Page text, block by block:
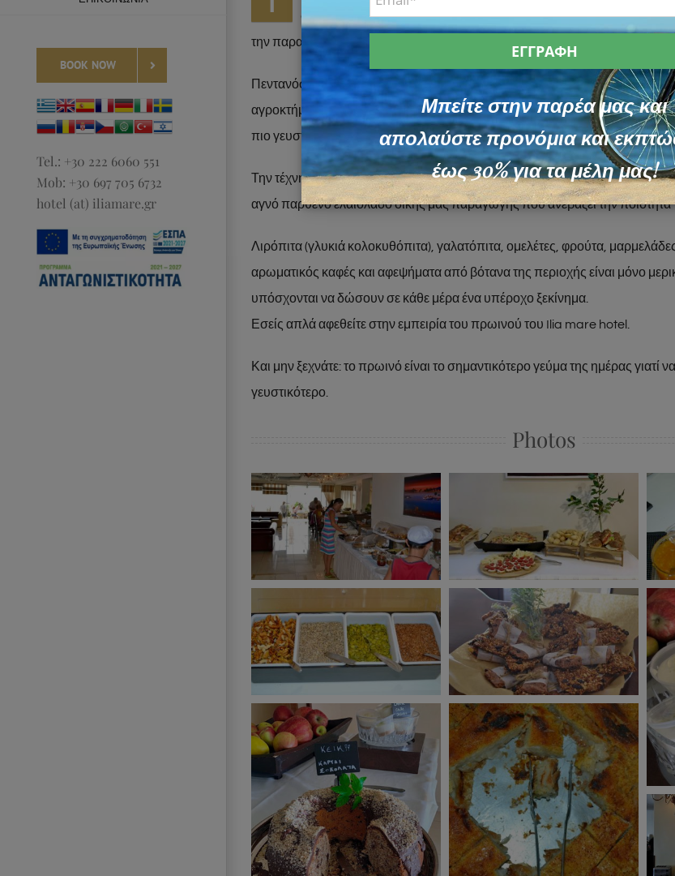
BOOK NOW
Tel.: +30 222 6060 551
Mob: +30 697 705 6732
hotel (at) iliamare.gr
συνταγές συναγωνίζονται τη φρεσκάδα και την αγνότητα των
την παρασκευή όλων των γεύσεων.
Πεντανόστιμες σπιτικές μαρμελάδες και γλυκά του κουταλιού φτιαγμένα
αγροκτήματος και πίτες της μαμάς με γάλα και αυγά από την
πιο γευστική και θρεπτική καλημέρα.
Την τέχνη και το μεράκι που κρύβει κάθε μία τις συνταγές του πρωινού μας,
αγνό παρθένο ελαιόλαδο δικής μας παραγωγής που ανεβάζει την ποιότητα
Λιρόπιτα (γλυκιά κολοκυθόπιτα), γαλατόπιτα, ομελέτες, φρούτα,
αρωματικός καφές και αφεψήματα από βότανα της περιοχής είναι μόνο
υπόσχονται να δώσουν σε κάθε μέρα ένα υπέροχο ξεκίνημα.
Εσείς απλά αφεθείτε στην εμπειρία του πρωινού του Ilia mare hotel.
Και μην ξεχνάτε: το πρωινό είναι το σημαντικότερο γεύμα της ημέρας γιατί να
γευστικότερο.
Photos
Μπείτε στην παρέα μας και
απολαύστε προνόμια και
έως 30% για τα μέλη μας!